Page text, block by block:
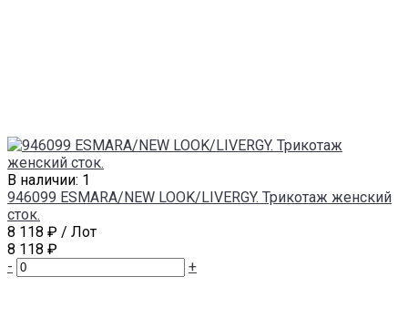
В наличии: 1
946099 ESMARA/NEW LOOK/LIVERGY. Трикотаж женский
сток.
8 118 ₽ / Лот
8 118 ₽
-
+